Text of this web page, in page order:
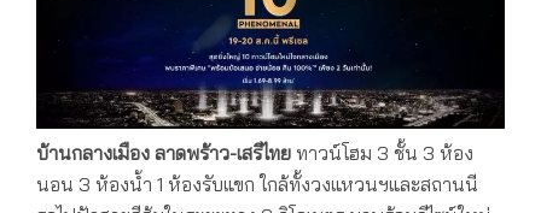
บ้านกลางเมือง ลาดพร้าว-เสรีไทย ทาวน์โฮม 3 ชั้น 3 ห้อง
นอน 3 ห้องน้ำ 1 ห้องรับแขก ใกล้ทั้งวงแหวนฯและสถานนี